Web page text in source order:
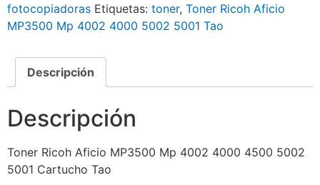
fotocopiadoras Etiquetas: toner, Toner Ricoh Aficio
MP3500 Mp 4002 4000 5002 5001 Tao
Descripción
Descripción
Toner Ricoh Aficio MP3500 Mp 4002 4000 4500 5002
5001 Cartucho Tao